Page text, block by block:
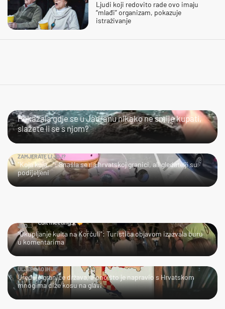
Ljudi koji redovito rade ovo imaju
“mlađi” organizam, pokazuje
istraživanje
SLIJEDITE LI OVU PREPORUKU?
Pokazala gdje se u Jadranu nikako ne smije kupati,
slažete li se s njom?
ZAMJERATE LI JOJ?
"Koja kuja…": Snašla se na hrvatskoj granici, ali gledatelji su
podijeljeni
JAO…
"Okupljanje kulta na Korčuli": Turistica objavom izazvala buru
u komentarima
ULJEPŠAO IH JE
Uređuje granice država, a ono što je napravio s Hrvatskom
mnogima diže kosu na glavi